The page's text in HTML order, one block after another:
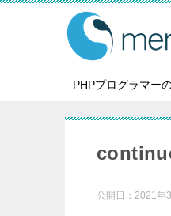
PHPプログラマー
公開日： 2021年